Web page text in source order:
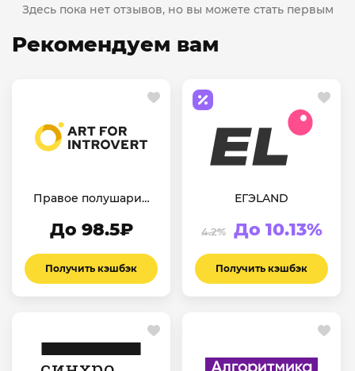
Здесь пока нет отзывов, но вы можете стать первым
Рекомендуем вам
Правое полушарие
До 98.5₽
Получить кэшбэк
ЕГЭLAND
4.2% До 10.13%
Получить кэшбэк